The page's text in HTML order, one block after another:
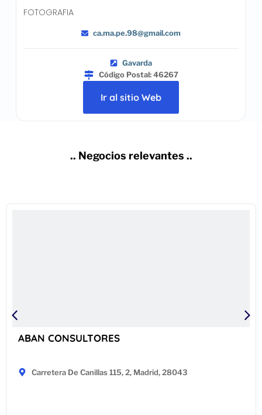
FOTOGRAFIA
ca.ma.pe.98@gmail.com
Gavarda
Código Postal: 46267
Ir al sitio Web
.. Negocios relevantes ..
ABAN CONSULTORES
Carretera De Canillas 115, 2, Madrid, 28043